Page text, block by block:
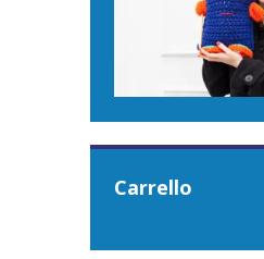
Carrello